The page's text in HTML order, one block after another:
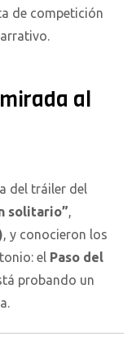
de competición
al
del tráiler del
solitario”,
, y conocieron los
el Paso del
probando un